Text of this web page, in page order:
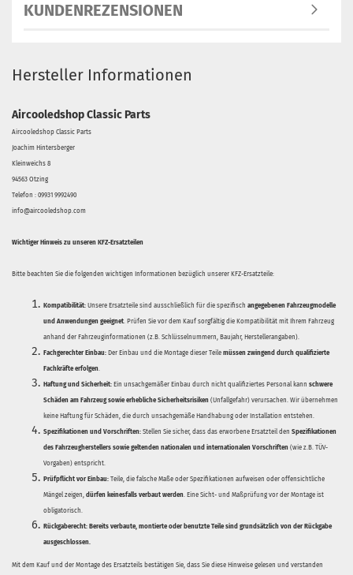
KUNDENREZENSIONEN
Hersteller Informationen
Aircooledshop Classic Parts
Aircooledshop Classic Parts
Joachim Hintersberger
Kleinweichs 8
94563 Otzing
Telefon : 09931 9992490
info@aircooledshop.com
Wichtiger Hinweis zu unseren KFZ-Ersatzteilen
Bitte beachten Sie die folgenden wichtigen Informationen bezüglich unserer KFZ-Ersatzteile:
Kompatibilität: Unsere Ersatzteile sind ausschließlich für die spezifisch angegebenen Fahrzeugmodelle
und Anwendungen geeignet. Prüfen Sie vor dem Kauf sorgfältig die Kompatibilität mit Ihrem Fahrzeug
anhand der Fahrzeuginformationen (z.B. Schlüsselnummern, Baujahr, Herstellerangaben).
Fachgerechter Einbau: Der Einbau und die Montage dieser Teile müssen zwingend durch qualifizierte
Fachkräfte erfolgen.
Haftung und Sicherheit: Ein unsachgemäßer Einbau durch nicht qualifiziertes Personal kann schwere
Schäden am Fahrzeug sowie erhebliche Sicherheitsrisiken (Unfallgefahr) verursachen. Wir übernehmen
keine Haftung für Schäden, die durch unsachgemäße Handhabung oder Installation entstehen.
Spezifikationen und Vorschriften: Stellen Sie sicher, dass das erworbene Ersatzteil den Spezifikationen
des Fahrzeugherstellers sowie geltenden nationalen und internationalen Vorschriften (wie z.B. TÜV-
Vorgaben) entspricht.
Prüfpflicht vor Einbau: Teile, die falsche Maße oder Spezifikationen aufweisen oder offensichtliche
Mängel zeigen, dürfen keinesfalls verbaut werden. Eine Sicht- und Maßprüfung vor der Montage ist
obligatorisch.
Rückgaberecht: Bereits verbaute, montierte oder benutzte Teile sind grundsätzlich von der Rückgabe
ausgeschlossen.
Mit dem Kauf und der Montage des Ersatzteils bestätigen Sie, dass Sie diese Hinweise gelesen und verstanden